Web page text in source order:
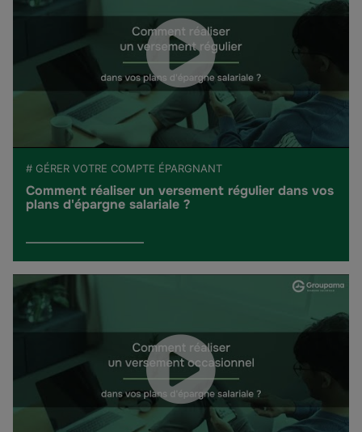
# GÉRER VOTRE COMPTE ÉPARGNANT
Comment réaliser un versement régulier dans vos
plans d'épargne salariale ?